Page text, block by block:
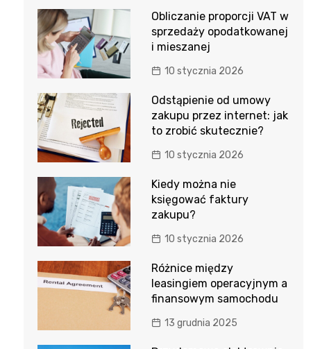
Obliczanie proporcji VAT w
sprzedaży opodatkowanej
i mieszanej
10 stycznia 2026
Odstąpienie od umowy
zakupu przez internet: jak
to zrobić skutecznie?
10 stycznia 2026
Kiedy można nie
księgować faktury
zakupu?
10 stycznia 2026
Różnice między
leasingiem operacyjnym a
finansowym samochodu
13 grudnia 2025